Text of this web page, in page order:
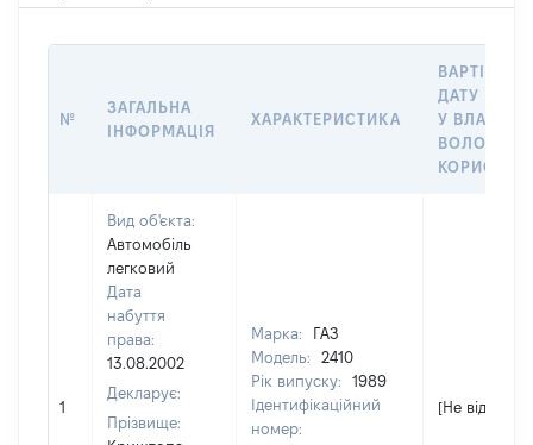
№
ЗАГАЛЬНА
ІНФОРМАЦІЯ
ХАРАКТЕРИСТИКА
ВАРТІСТЬ
ДАТУ
У
1
Вид об'єкта:
Автомобіль
легковий
Дата
набуття
права:
13.08.2002
Декларує:
Прізвище:
Марка:
ГАЗ
Модель:
2410
Рік випуску:
1989
Ідентифікаційний
номер:
[Не відомо]